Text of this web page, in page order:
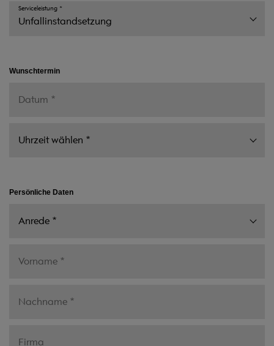
Serviceleistung *
Wunschtermin
Persönliche Daten